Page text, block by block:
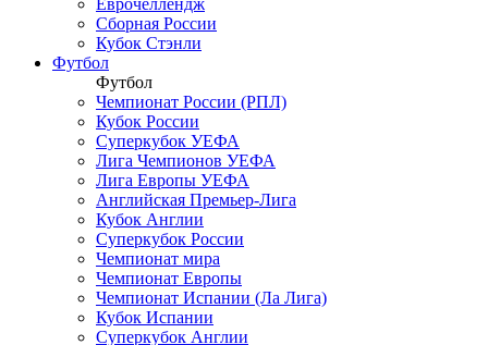
Еврочеллендж
Сборная России
Кубок Стэнли
Футбол
Футбол
Чемпионат России (РПЛ)
Кубок России
Суперкубок УЕФА
Лига Чемпионов УЕФА
Лига Европы УЕФА
Английская Премьер-Лига
Кубок Англии
Суперкубок России
Чемпионат мира
Чемпионат Европы
Чемпионат Испании (Ла Лига)
Кубок Испании
Суперкубок Англии